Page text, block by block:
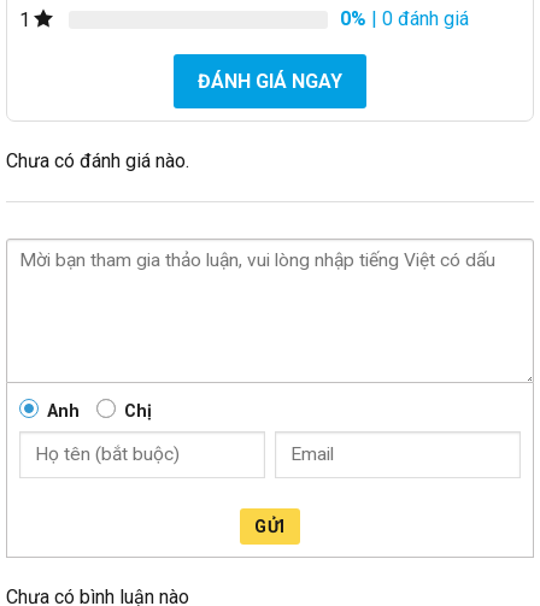
1
0% | 0 đánh giá
ĐÁNH GIÁ NGAY
Chưa có đánh giá nào.
Anh Chị
GỬI
Chưa có bình luận nào